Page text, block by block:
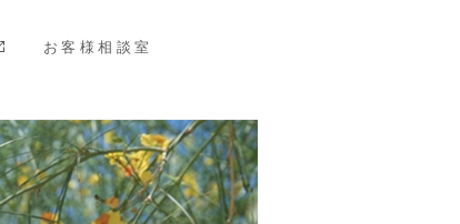
お客様相談室